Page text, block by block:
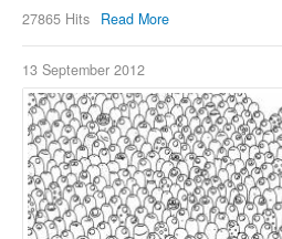
27865 Hits Read More
13 September 2012